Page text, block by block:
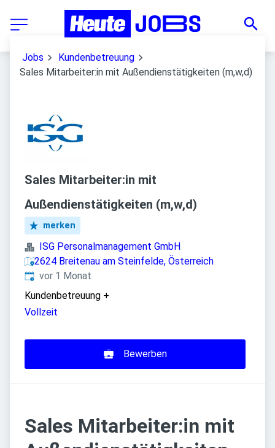
Jobs
Kundenbetreuung
Sales Mitarbeiter:in mit Außendienstätigkeiten (m,w,d)
Sales Mitarbeiter:in mit
Außendienstätigkeiten (m,w,d)
merken
ISG Personalmanagement GmbH
2624 Breitenau am Steinfelde, Österreich
Veröffentlicht:
vor 1 Monat
Kundenbetreuung +
Vollzeit
Bewerben
Sales Mitarbeiter:in mit